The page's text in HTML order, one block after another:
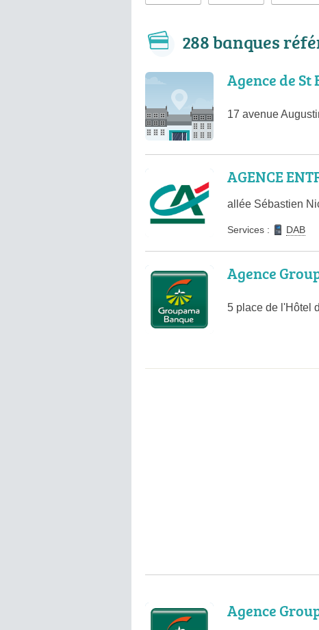
288 banques
Agence de St
17 avenue
AGENCE
allée Sébastien
Services : DAB
Agence
5 place de l'Hôtel
Agence